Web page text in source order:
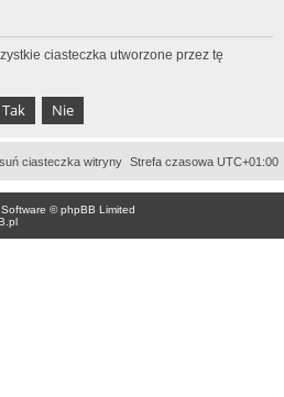
ciasteczka utworzone przez tę
Strefa czasowa UTC+01:00
ciasteczka witryny
© phpBB Limited